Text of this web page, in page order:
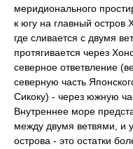
меридионального
к югу на главный
где сливается с двумя
протягивается через
северное ответвление
северную часть
Сикоку) - через южную
Внутреннее море
между двумя ветвями, и
острова - это остатки